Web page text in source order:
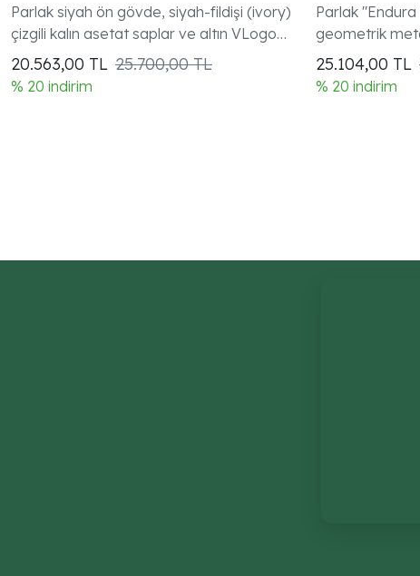
Parlak siyah ön gövde, siyah-fildişi (ivory)
çizgili kalın asetat saplar ve altın VLogo
Signature detay
20.563,00 TL 25.700,00 TL
% 20 indirim
Parlak "Endura
geometrik
detayı
25.104,00 TL
% 20 indirim